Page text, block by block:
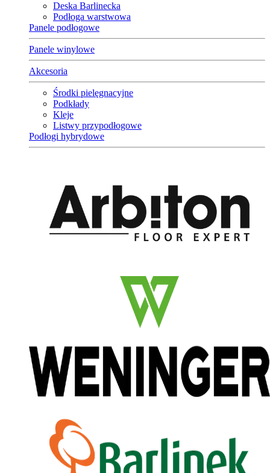
Deska Barlinecka
Podłoga warstwowa
Panele podłogowe
Panele winylowe
Akcesoria
Środki pielęgnacyjne
Podkłady
Kleje
Listwy przypodłogowe
Podłogi hybrydowe